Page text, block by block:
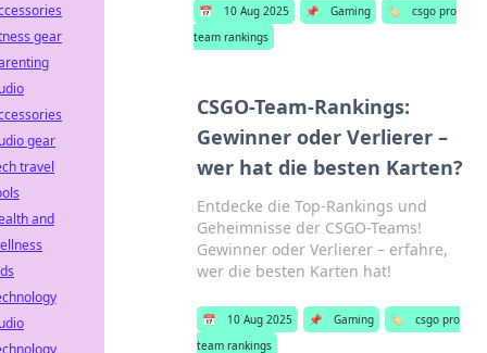
📅 10 Aug 2025 📌 Gaming 🏷️
csgo pro
team rankings
CSGO-Team-Rankings:
Gewinner oder Verlierer –
wer hat die besten Karten?
Entdecke die Top-Rankings und
Geheimnisse der CSGO-Teams!
Gewinner oder Verlierer – erfahre,
wer die besten Karten hat!
📅 10 Aug 2025 📌 Gaming 🏷️
csgo pro
team rankings
gear
gear
travel
and